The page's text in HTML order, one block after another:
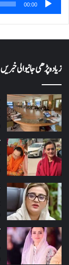
00:00
زیادہ پڑھی جانیوالی خبریں